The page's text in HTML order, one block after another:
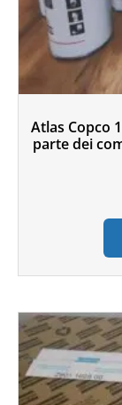
Atlas Copco
parte dei